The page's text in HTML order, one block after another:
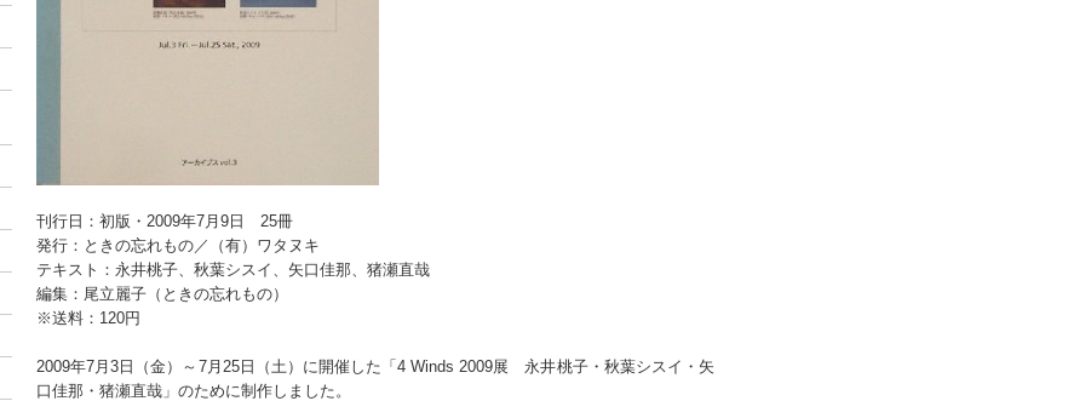
刊行日：初版・2009年7月9日 25冊
発行：ときの忘れもの／（有）ワタヌキ
テキスト：永井桃子、秋葉シスイ、矢口佳那、猪瀬直哉
編集：尾立麗子（ときの忘れもの）
※送料：120円
2009年7月3日（金）～7月25日（土）に開催した「4 Winds 2009展 永井桃子・秋葉シスイ・矢
口佳那・猪瀬直哉」のために制作しました。